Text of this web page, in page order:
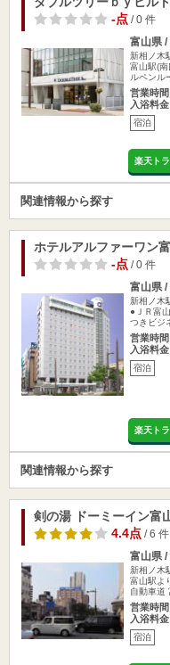
-点/ 0 件
富山県 /
新相ノ木
富山駅(
ルペンル
営業時間
入浴料金
宿泊
楽天ト
関連情報から探す
ホテルアルファーワン
-点/ 0 件
富山県 /
新相ノ木
●ＪＲ富
つきビジ
営業時間
入浴料金
宿泊
楽天ト
関連情報から探す
剣の湯 ドーミーイン富
4.4点/ 6 件
富山県 /
新相ノ木
富山駅よ
自動車道
営業時間
入浴料金
宿泊